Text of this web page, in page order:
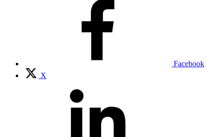
Facebook
X